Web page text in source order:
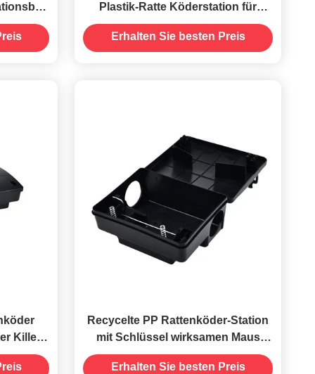
Plastik-Ratte Köderstation für
Nagetier Mausfalle Box
Stromquelle Keine 20-29 Stück
Erhalten Sie besten Preis
Killer
Recycelte PP Rattenköder-Station
mit Schlüssel wirksamen Maus
Mäuse Killer Fallenbox Fänger
Erhalten Sie besten Preis